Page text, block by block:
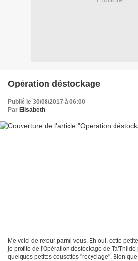
Opération déstockage
Publié le 30/08/2017 à 06:00
Par Elisabeth
Me voici de retour parmi vous. Eh oui, cette
je profite de l'Opération déstockage de Ta'Thilde
quelques petites cousettes "recyclage". Bien